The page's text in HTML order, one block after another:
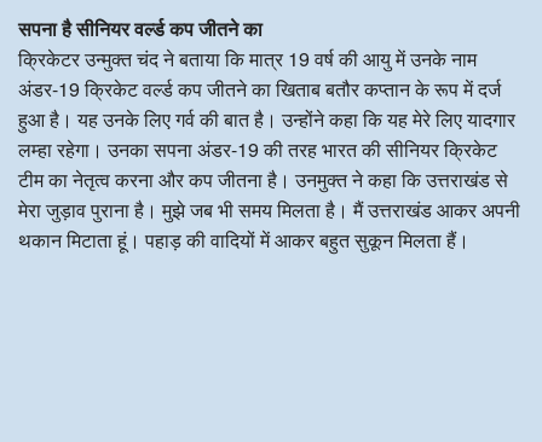
सपना है सीनियर वर्ल्ड कप जीतने का
क्रिकेटर उन्मुक्त चंद ने बताया कि मात्र 19 वर्ष की आयु में उनके नाम
अंडर-19 क्रिकेट वर्ल्ड कप जीतने का खिताब बतौर कप्तान के रूप में दर्ज
हुआ है। यह उनके लिए गर्व की बात है। उन्होंने कहा कि यह मेरे लिए यादगार
लम्हा रहेगा। उनका सपना अंडर-19 की तरह भारत की सीनियर क्रिकेट
टीम का नेतृत्व करना और कप जीतना है। उनमुक्त ने कहा कि उत्तराखंड से
मेरा जुड़ाव पुराना है। मुझे जब भी समय मिलता है। मैं उत्तराखंड आकर अपनी
थकान मिटाता हूं। पहाड़ की वादियों में आकर बहुत सुकून मिलता हैं।